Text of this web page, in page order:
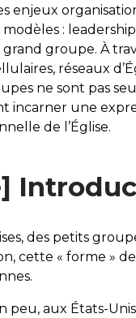
enjeux
modèles :
groupe. À
réseaux
ne sont pas
incarner une
de l’Église.
des petits
cette « forme »
peu, aux États-